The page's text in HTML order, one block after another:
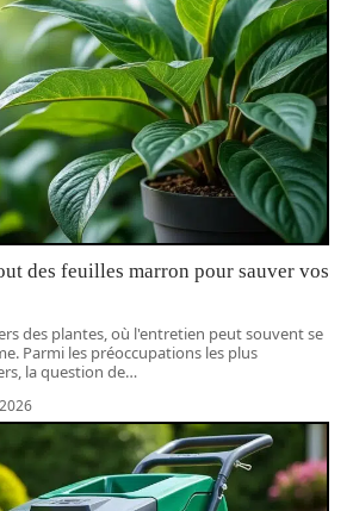
des feuilles marron pour sauver vos
des plantes, où l'entretien peut souvent se
Parmi les préoccupations les plus
la question de…